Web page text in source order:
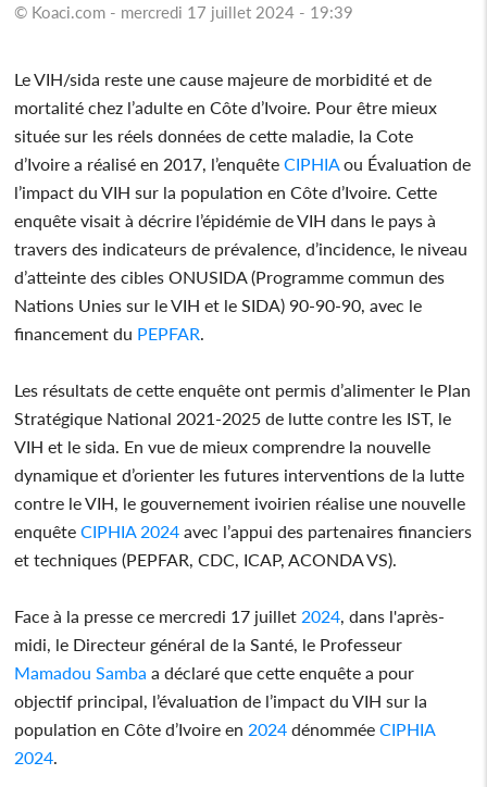
© Koaci.com - mercredi 17 juillet 2024 - 19:39
Le VIH/sida reste une cause majeure de morbidité et de
mortalité chez l’adulte en Côte d’Ivoire. Pour être mieux
située sur les réels données de cette maladie, la Cote
d’Ivoire a réalisé en 2017, l’enquête CIPHIAou Évaluation de
l’impact du VIH sur la population en Côte d’Ivoire. Cette
enquête visait à décrire l’épidémie de VIH dans le pays à
travers des indicateurs de prévalence, d’incidence, le niveau
d’atteinte des cibles ONUSIDA (Programme commun des
Nations Unies sur le VIH et le SIDA) 90-90-90, avec le
financement du PEPFAR.
Les résultats de cette enquête ont permis d’alimenter le Plan
Stratégique National 2021-2025 de lutte contre les IST, le
VIH et le sida. En vue de mieux comprendre la nouvelle
dynamique et d’orienter les futures interventions de la lutte
contre le VIH, le gouvernement ivoirien réalise une nouvelle
enquête CIPHIA 2024 avec l’appui des partenaires financiers
et techniques (PEPFAR, CDC, ICAP, ACONDA VS).
Face à la presse ce mercredi 17 juillet 2024, dans l'après-
midi, le Directeur général de la Santé, le Professeur
Mamadou Samba a déclaré que cette enquête a pour
objectif principal, l’évaluation de l’impact du VIH sur la
population en Côte d’Ivoire en 2024 dénommée CIPHIA
2024.